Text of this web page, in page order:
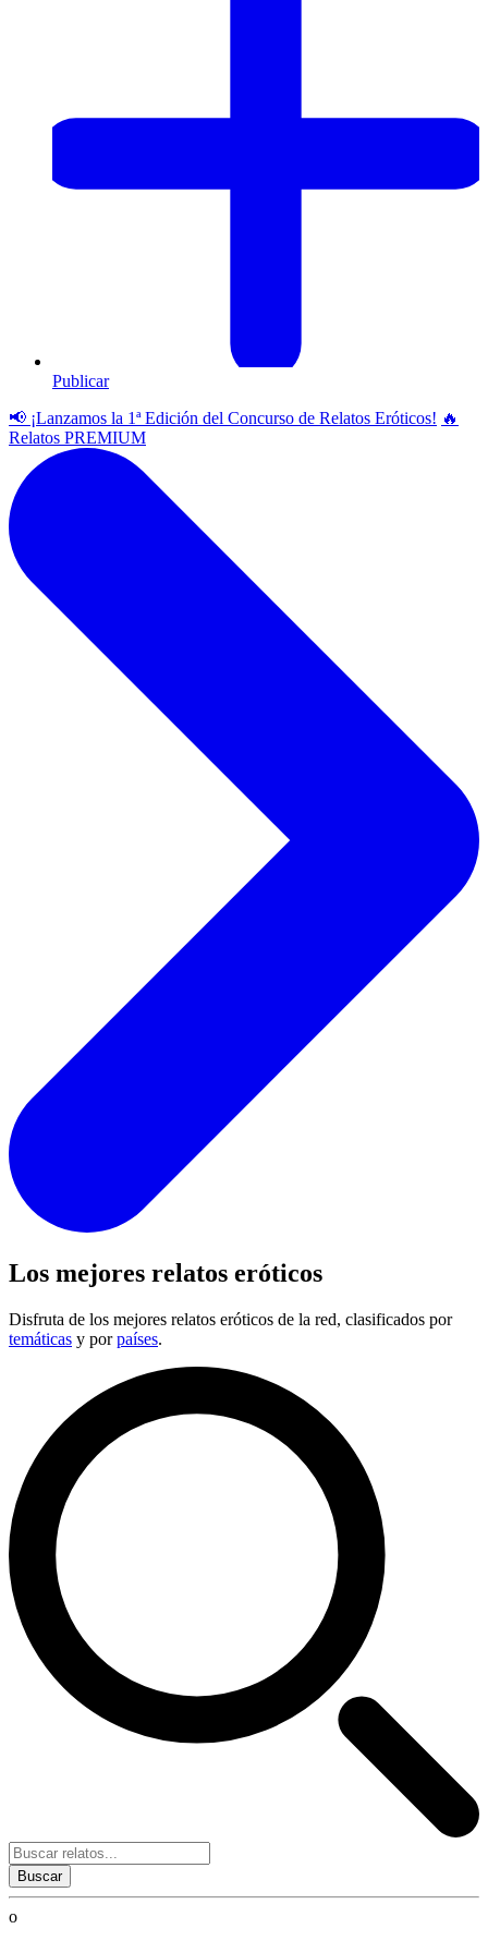
Publicar
📢 ¡Lanzamos la 1ª Edición del Concurso de Relatos Eróticos! 🔥
Relatos PREMIUM
Los mejores relatos eróticos
Disfruta de los mejores relatos eróticos de la red, clasificados por
temáticas y porpaíses.
Buscar
o